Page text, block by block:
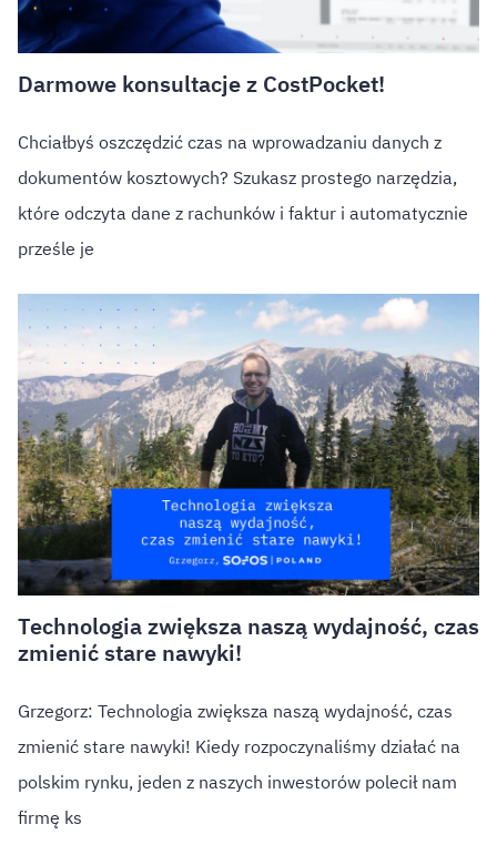
Darmowe konsultacje z CostPocket!
Chciałbyś oszczędzić czas na wprowadzaniu danych z
dokumentów kosztowych? Szukasz prostego narzędzia,
które odczyta dane z rachunków i faktur i automatycznie
prześle je
Technologia zwiększa naszą wydajność, czas
zmienić stare nawyki!
Grzegorz: Technologia zwiększa naszą wydajność, czas
zmienić stare nawyki! Kiedy rozpoczynaliśmy działać na
polskim rynku, jeden z naszych inwestorów polecił nam
firmę ks